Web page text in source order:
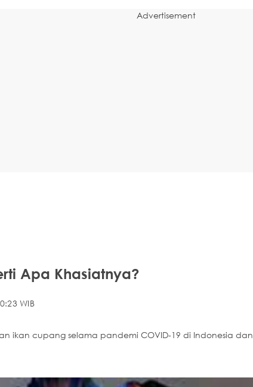
Advertisement
Apa Khasiatnya?
WIB
ikan cupang selama pandemi COVID-19 di Indonesia dan